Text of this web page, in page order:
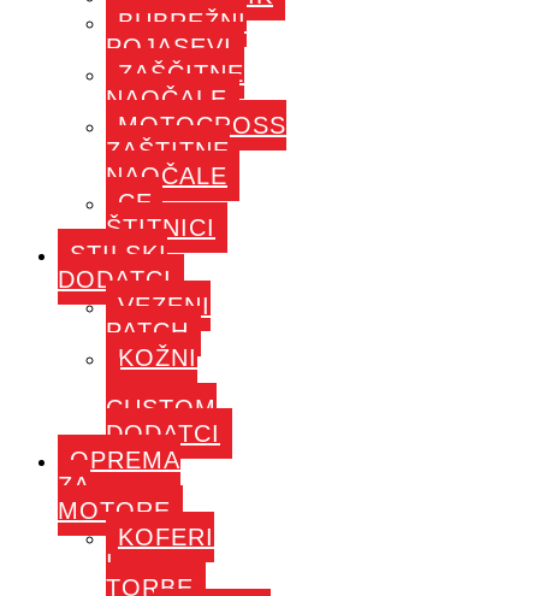
BUBREŽNI
POJASEVI
ZAŠČITNE
NAOČALE
MOTOCROSS
ZAŠTITNE
NAOČALE
CE-
ŠTITNICI
STILSKI
DODATCI
VEZENI
PATCH
KOŽNI
CUSTOM
DODATCI
OPREMA
ZA
MOTORE
KOFERI
I
TORBE